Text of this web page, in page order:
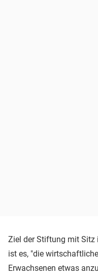
Ziel der Stiftung mit
ist es, "die
Erwachsenen etwas